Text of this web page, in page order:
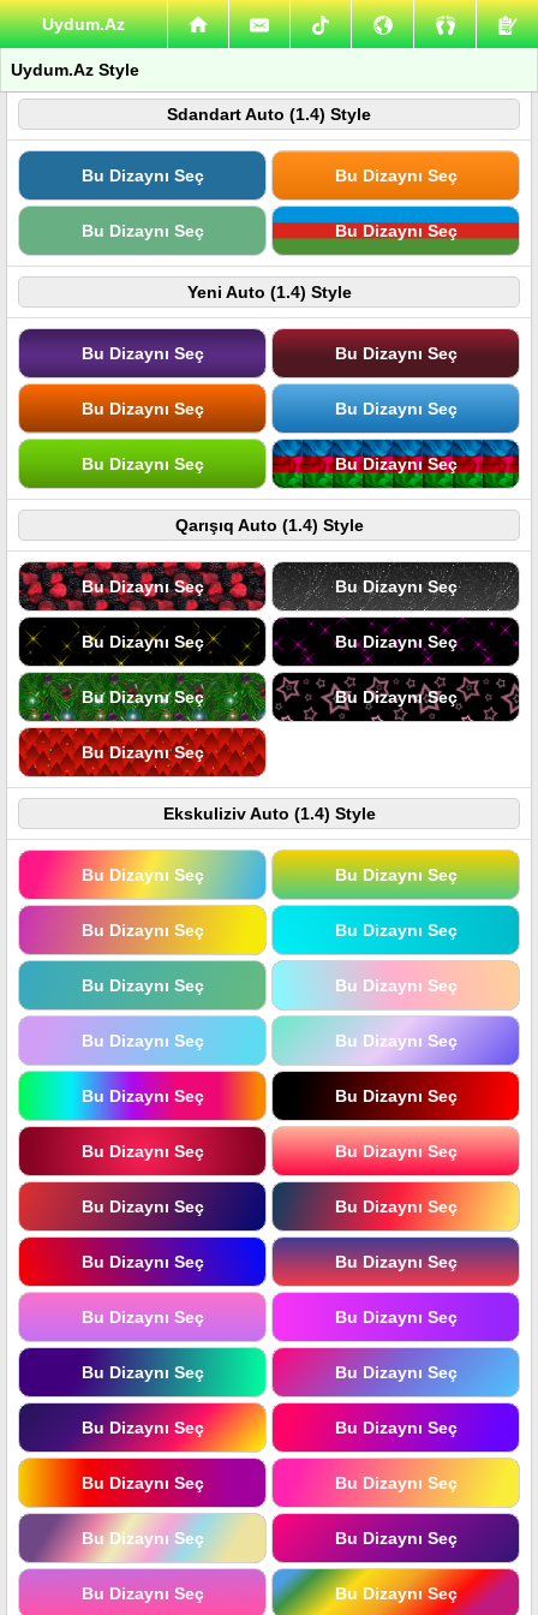
Uydum.Az
Uydum.Az Style
Sdandart Auto (1.4) Style
Bu Dizaynı Seç Bu Dizaynı Seç
Bu Dizaynı Seç Bu Dizaynı Seç
Yeni Auto (1.4) Style
Bu Dizaynı Seç Bu Dizaynı Seç
Bu Dizaynı Seç Bu Dizaynı Seç
Bu Dizaynı Seç Bu Dizaynı Seç
Qarışıq Auto (1.4) Style
Bu Dizaynı Seç Bu Dizaynı Seç
Bu Dizaynı Seç Bu Dizaynı Seç
Bu Dizaynı Seç Bu Dizaynı Seç
Bu Dizaynı Seç
Ekskuliziv Auto (1.4) Style
Bu Dizaynı Seç Bu Dizaynı Seç
Bu Dizaynı Seç Bu Dizaynı Seç
Bu Dizaynı Seç Bu Dizaynı Seç
Bu Dizaynı Seç Bu Dizaynı Seç
Bu Dizaynı Seç Bu Dizaynı Seç
Bu Dizaynı Seç Bu Dizaynı Seç
Bu Dizaynı Seç Bu Dizaynı Seç
Bu Dizaynı Seç Bu Dizaynı Seç
Bu Dizaynı Seç Bu Dizaynı Seç
Bu Dizaynı Seç Bu Dizaynı Seç
Bu Dizaynı Seç Bu Dizaynı Seç
Bu Dizaynı Seç Bu Dizaynı Seç
Bu Dizaynı Seç Bu Dizaynı Seç
Bu Dizaynı Seç Bu Dizaynı Seç